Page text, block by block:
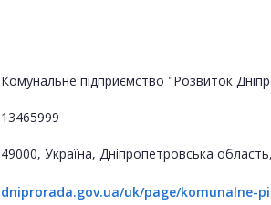
Комунальне підприємство "Розвиток
13465999
49000, Україна, Дніпропетровська
dniprorada.gov.ua/uk/page/komunalne-